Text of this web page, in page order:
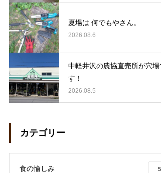
夏場は 何でもやさん。
2026.08.6
中軽井沢の農協直売所が穴場
す！
2026.08.5
カテゴリー
食の愉しみ